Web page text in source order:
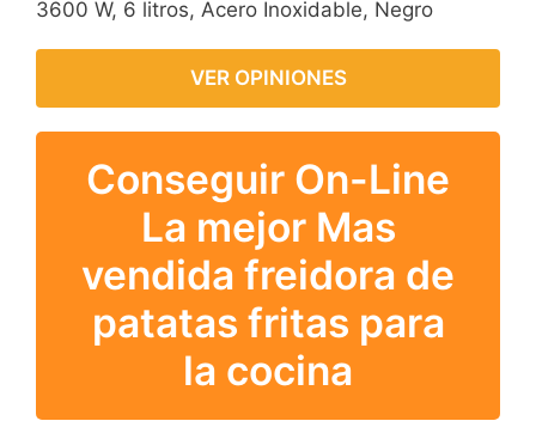
3600 W, 6 litros, Acero Inoxidable, Negro
VER OPINIONES
Conseguir On-Line
La mejor Mas
vendida freidora de
patatas fritas para
la cocina